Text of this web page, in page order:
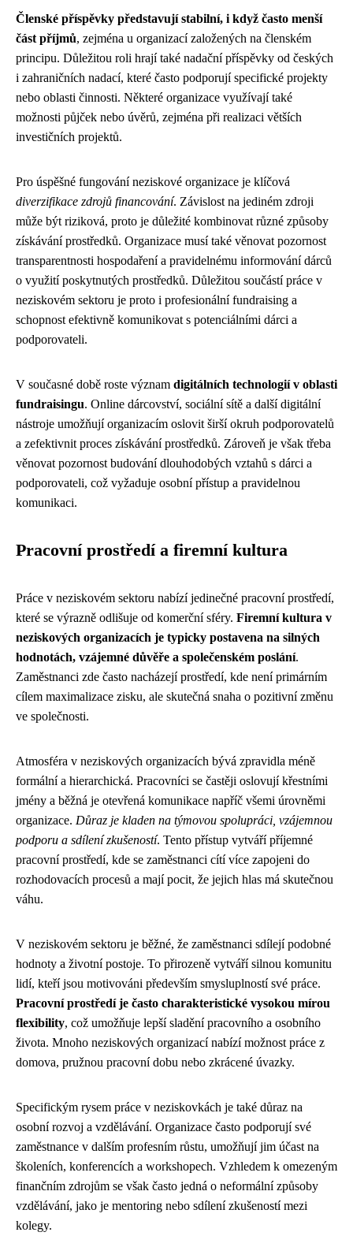
Členské příspěvky představují stabilní, i když často menší
část příjmů, zejména u organizací založených na členském
principu. Důležitou roli hrají také nadační příspěvky od českých
i zahraničních nadací, které často podporují specifické projekty
nebo oblasti činnosti. Některé organizace využívají také
možnosti půjček nebo úvěrů, zejména při realizaci větších
investičních projektů.
Pro úspěšné fungování neziskové organizace je klíčová
diverzifikace zdrojů financování. Závislost na jediném zdroji
může být riziková, proto je důležité kombinovat různé způsoby
získávání prostředků. Organizace musí také věnovat pozornost
transparentnosti hospodaření a pravidelnému informování dárců
o využití poskytnutých prostředků. Důležitou součástí práce v
neziskovém sektoru je proto i profesionální fundraising a
schopnost efektivně komunikovat s potenciálními dárci a
podporovateli.
V současné době roste význam digitálních technologií v oblasti
fundraisingu. Online dárcovství, sociální sítě a další digitální
nástroje umožňují organizacím oslovit širší okruh podporovatelů
a zefektivnit proces získávání prostředků. Zároveň je však třeba
věnovat pozornost budování dlouhodobých vztahů s dárci a
podporovateli, což vyžaduje osobní přístup a pravidelnou
komunikaci.
Pracovní prostředí a firemní kultura
Práce v neziskovém sektoru nabízí jedinečné pracovní prostředí,
které se výrazně odlišuje od komerční sféry. Firemní kultura v
neziskových organizacích je typicky postavena na silných
hodnotách, vzájemné důvěře a společenském poslání.
Zaměstnanci zde často nacházejí prostředí, kde není primárním
cílem maximalizace zisku, ale skutečná snaha o pozitivní změnu
ve společnosti.
Atmosféra v neziskových organizacích bývá zpravidla méně
formální a hierarchická. Pracovníci se častěji oslovují křestními
jmény a běžná je otevřená komunikace napříč všemi úrovněmi
organizace. Důraz je kladen na týmovou spolupráci, vzájemnou
podporu a sdílení zkušeností. Tento přístup vytváří příjemné
pracovní prostředí, kde se zaměstnanci cítí více zapojeni do
rozhodovacích procesů a mají pocit, že jejich hlas má skutečnou
váhu.
V neziskovém sektoru je běžné, že zaměstnanci sdílejí podobné
hodnoty a životní postoje. To přirozeně vytváří silnou komunitu
lidí, kteří jsou motivováni především smysluplností své práce.
Pracovní prostředí je často charakteristické vysokou mírou
flexibility, což umožňuje lepší sladění pracovního a osobního
života. Mnoho neziskových organizací nabízí možnost práce z
domova, pružnou pracovní dobu nebo zkrácené úvazky.
Specifickým rysem práce v neziskovkách je také důraz na
osobní rozvoj a vzdělávání. Organizace často podporují své
zaměstnance v dalším profesním růstu, umožňují jim účast na
školeních, konferencích a workshopech. Vzhledem k omezeným
finančním zdrojům se však často jedná o neformální způsoby
vzdělávání, jako je mentoring nebo sdílení zkušeností mezi
kolegy.